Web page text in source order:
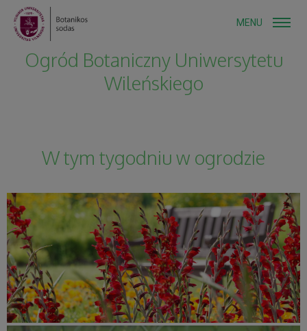
MENU
Ogród Botaniczny Uniwersytetu
Wileńskiego
W tym tygodniu w ogrodzie